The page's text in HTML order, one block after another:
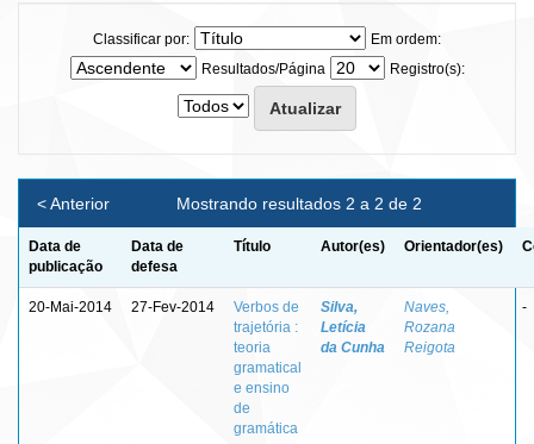
Classificar por:
Em ordem:
Resultados/Página
Registro(s):
Mostrando resultados 2 a 2 de 2
< Anterior
Data de
publicação
Data de
defesa
Título Autor(es) Orientador(es)
20-Mai-2014 27-Fev-2014
Verbos de
trajetória :
teoria
gramatical
e ensino
de
gramática
Silva,
Letícia
da Cunha
Naves,
Rozana
Reigota
-